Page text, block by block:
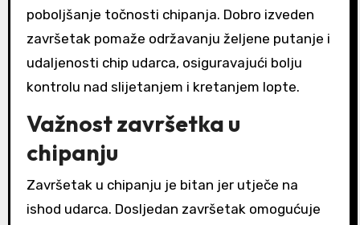
poboljšanje točnosti chipanja. Dobro izveden
završetak pomaže održavanju željene putanje i
udaljenosti chip udarca, osiguravajući bolju
kontrolu nad slijetanjem i kretanjem lopte.
Važnost završetka u
chipanju
Završetak u chipanju je bitan jer utječe na
ishod udarca. Dosljedan završetak omogućuje